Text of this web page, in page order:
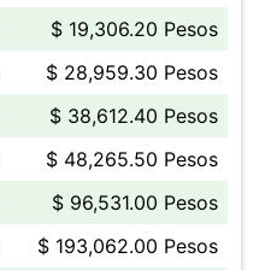
$ 19,306.20 Pesos
$ 28,959.30 Pesos
$ 38,612.40 Pesos
$ 48,265.50 Pesos
$ 96,531.00 Pesos
$ 193,062.00 Pesos